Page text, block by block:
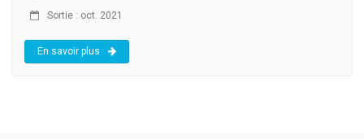
Sortie : oct. 2021
En savoir plus